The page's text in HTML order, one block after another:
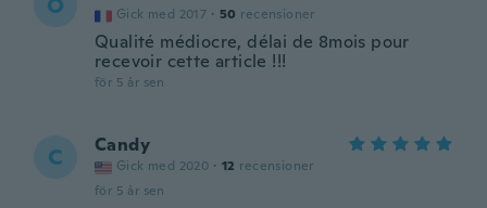
Gick med 2017 · 50 recensioner
Qualité médiocre, délai de 8mois pour
recevoir cette article !!!
för 5 år sen
C Candy
Gick med 2020 · 12 recensioner
för 5 år sen